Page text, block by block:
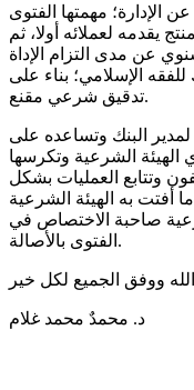
الإدارة؛ مهمتها الفتوى
يقدمه لعملائه أولا، ثم
عن مدى التزام الإداة
الإسلامي؛ بناء على
تدقيق شرعي مقنع.
لمدير البنك وتساعده على
الهيئة الشرعية وتكرسها
وتتابع العمليات بشكل
أفتت به الهيئة الشرعية
صاحبة الاختصاص في
الفتوى بالأصالة.
د. محمدٌ محمد غلام